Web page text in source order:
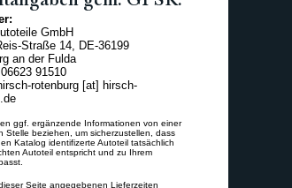
GmbH
Straße 14, DE-36199
an der Fulda
91510
rotenburg [at] hirsch-
ggf. ergänzende Informationen von einer
Stelle beziehen, um sicherzustellen, dass
Katalog identifizerte Autoteil tatsächlich
Autoteil entspricht und zu Ihrem
Seite angegebenen Lieferzeiten